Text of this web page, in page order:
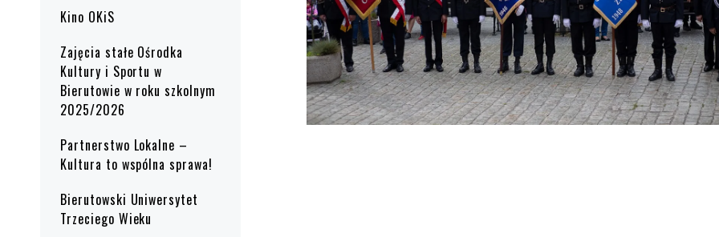
Kino OKiS
Zajęcia stałe Ośrodka
Kultury i Sportu w
Bierutowie w roku szkolnym
2025/2026
Partnerstwo Lokalne –
Kultura to wspólna sprawa!
Bierutowski Uniwersytet
Trzeciego Wieku